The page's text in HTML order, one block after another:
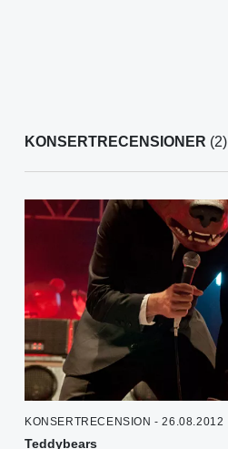
KONSERTRECENSIONER (2)
KONSERTRECENSION - 26.08.2012
Teddybears